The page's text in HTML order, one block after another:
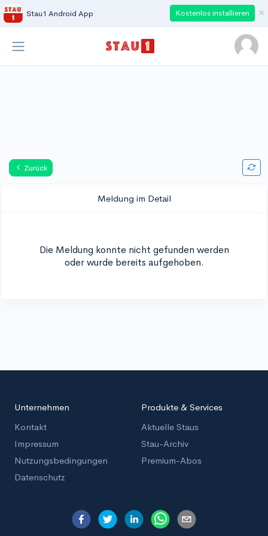
Stau1 Android App Kostenlos installieren ×
Zurück
Meldung im Detail
Die Meldung konnte nicht gefunden werden
oder wurde bereits aufgehoben.
Unternehmen
Kontakt
Impressum
Nutzungsbedingungen
Datenschutz
Produkte & Services
Aktuelle Staus
Stau-Archiv
Premium-Abos